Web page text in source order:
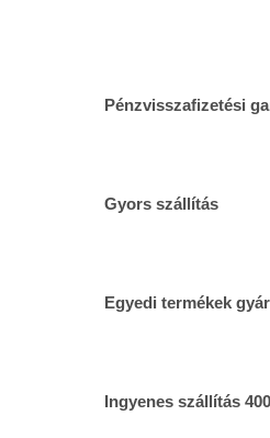
Pénzvisszafizetési
Gyors szállítás
Egyedi termékek
Ingyenes szállítás